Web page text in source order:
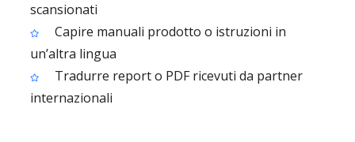
scansionati
Capire manuali prodotto o istruzioni in
un’altra lingua
Tradurre report o PDF ricevuti da partner
internazionali